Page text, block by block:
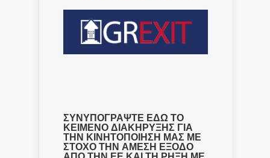
ΣΥΝΥΠΟΓΡΑΨΤΕ ΕΔΩ ΤΟ
ΚΕΙΜΕΝΟ ΔΙΑΚΗΡΥΞΗΣ ΓΙΑ
ΤΗΝ ΚΙΝΗΤΟΠΟΙΗΣΗ ΜΑΣ ΜΕ
ΣΤΟΧΟ ΤΗΝ ΑΜΕΣΗ ΕΞΟΔΟ